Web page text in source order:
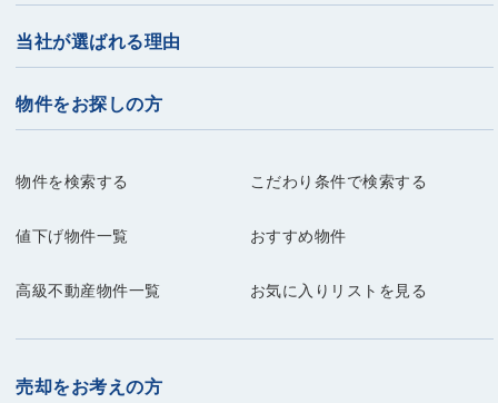
当社が選ばれる理由
物件をお探しの方
物件を検索する こだわり条件で検索する
値下げ物件一覧 おすすめ物件
高級不動産物件一覧 お気に入りリストを見る
売却をお考えの方